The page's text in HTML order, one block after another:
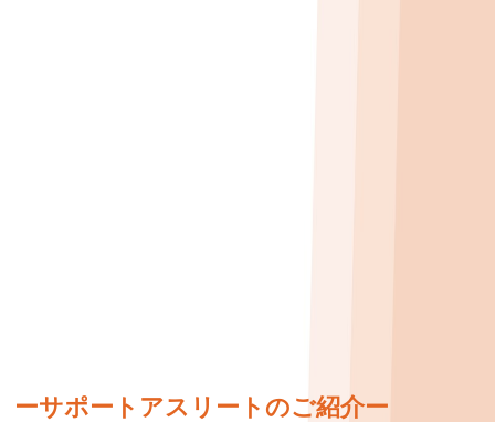
ーサポートアスリートのご紹介ー